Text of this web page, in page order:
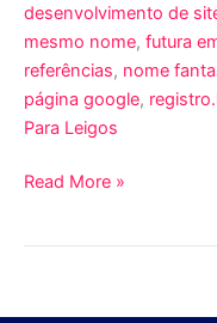
desenvolvimento de
mesmo nome, futura
referências, nome
página google,
Para Leigos
Read More »